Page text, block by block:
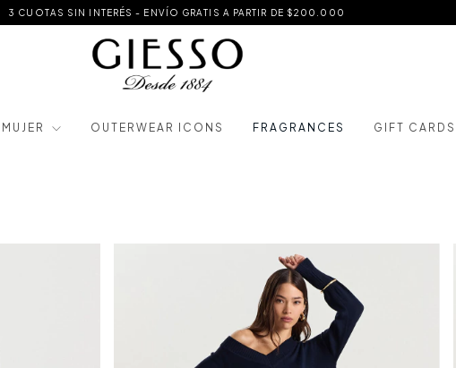
3 CUOTAS SIN INTERÉS - ENVÍO GRATIS A PARTIR DE $200.000
MUJER OUTERWEAR ICONS FRAGRANCES GIFT CARDS